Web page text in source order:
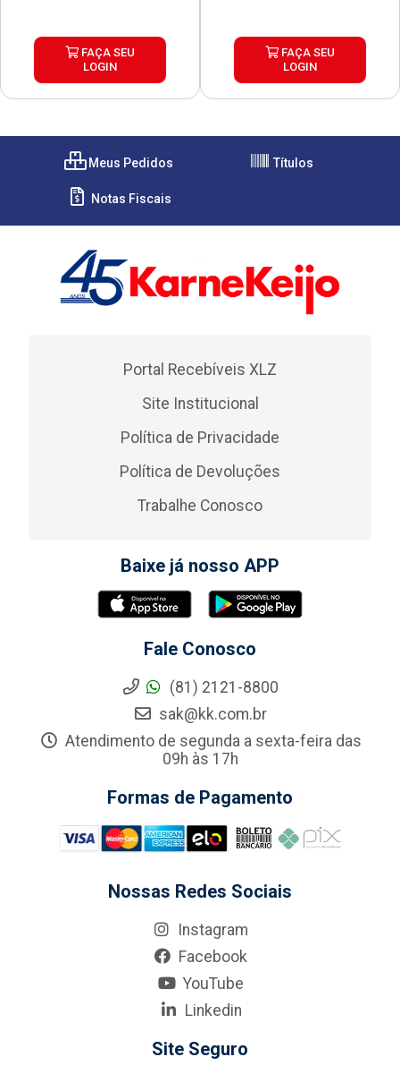
FAÇA SEU
LOGIN
FAÇA SEU
LOGIN
Meus Pedidos Títulos
Notas Fiscais
Portal Recebíveis XLZ
Site Institucional
Política de Privacidade
Política de Devoluções
Trabalhe Conosco
Baixe já nosso APP
Fale Conosco
(81) 2121-8800
sak@kk.com.br
Atendimento de segunda a sexta-feira das
09h às 17h
Formas de Pagamento
Nossas Redes Sociais
Instagram
Facebook
YouTube
Linkedin
Site Seguro